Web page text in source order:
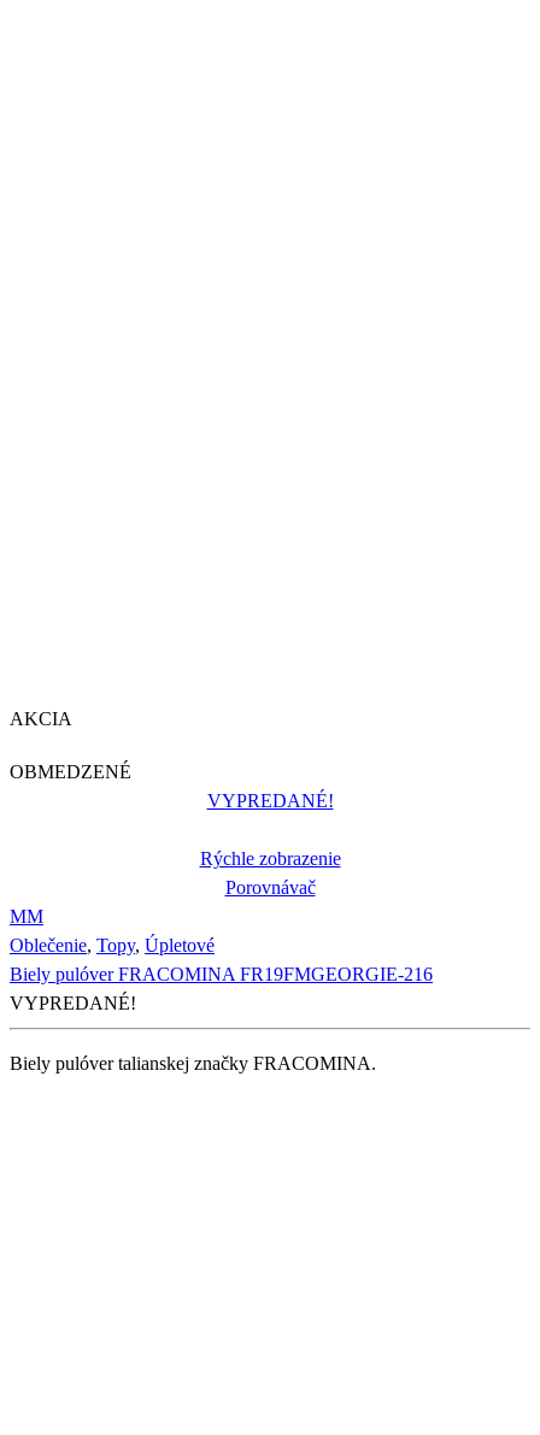
AKCIA
OBMEDZENÉ
VYPREDANÉ!
Rýchle zobrazenie
Porovnávač
MM
Oblečenie, Topy, Úpletové
Biely pulóver FRACOMINA FR19FMGEORGIE-216
VYPREDANÉ!
Biely pulóver talianskej značky FRACOMINA.